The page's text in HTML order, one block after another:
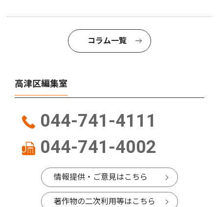
コラム一覧
高津区編集室
044-741-4111
044-741-4002
情報提供・ご意見はこちら
著作物の二次利用等はこちら